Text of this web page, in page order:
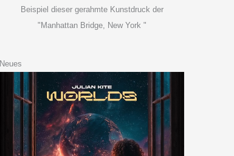
Beispiel dieser gerahmte Kunstdruck der
"Manhattan Bridge, New York "
Neues